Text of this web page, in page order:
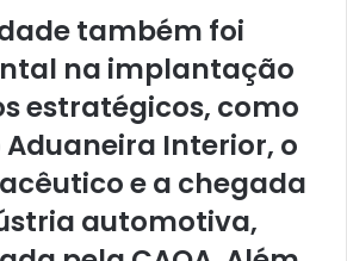
também foi
na implantação
estratégicos, como
Aduaneira Interior, o
e a chegada
automotiva,